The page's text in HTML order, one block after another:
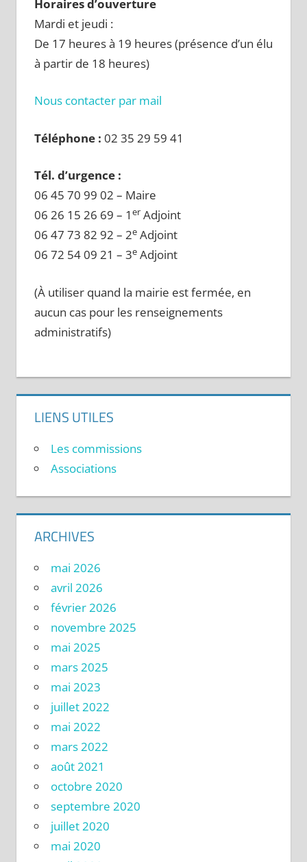
Horaires d’ouverture
Mardi et jeudi :
De 17 heures à 19 heures (présence d’un élu
à partir de 18 heures)
Nous contacter par mail
Téléphone : 02 35 29 59 41
Tél. d’urgence :
06 45 70 99 02 – Maire
06 26 15 26 69 – 1 erAdjoint
06 47 73 82 92 – 2eAdjoint
06 72 54 09 21 – 3eAdjoint
(À utiliser quand la mairie est fermée, en
aucun cas pour les renseignements
administratifs)
LIENS UTILES
Les commissions
Associations
ARCHIVES
mai 2026
avril 2026
février 2026
novembre 2025
mai 2025
mars 2025
mai 2023
juillet 2022
mai 2022
mars 2022
août 2021
octobre 2020
septembre 2020
juillet 2020
mai 2020